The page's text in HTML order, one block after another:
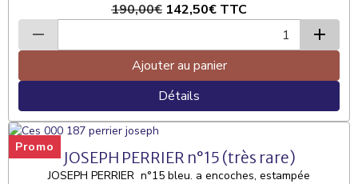
190,00€ 142,50€ TTC
Ajouter au panier
Détails
Promo
JOSEPH PERRIER n°15 (très rare)
JOSEPH PERRIER n°15 bleu. a encoches, estampée